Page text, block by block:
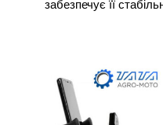
забезпечує її